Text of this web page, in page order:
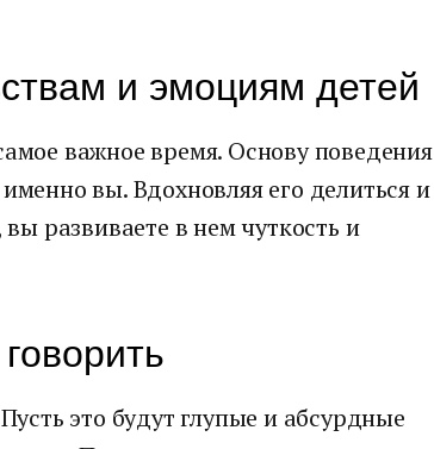
и эмоциям детей
важное время. Основу поведения
вы. Вдохновляя его делиться и
развиваете в нем чуткость и
это будут глупые и абсурдные